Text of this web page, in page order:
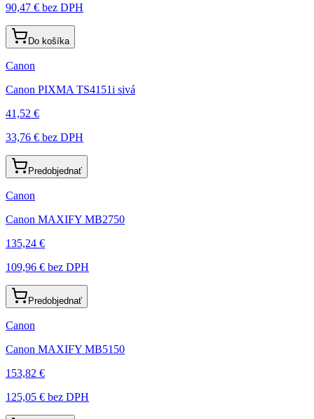
90,47 € bez DPH
Do košíka
Canon
Canon PIXMA TS4151i sivá
41,52 €
33,76 € bez DPH
Predobjednať
Canon
Canon MAXIFY MB2750
135,24 €
109,96 € bez DPH
Predobjednať
Canon
Canon MAXIFY MB5150
153,82 €
125,05 € bez DPH